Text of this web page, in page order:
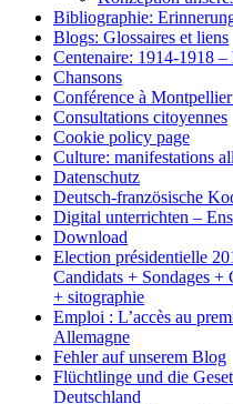
Bibliographie:
Blogs: Glossaires et liens
Centenaire: 1914-1918
Chansons
Conférence à
Consultations citoyennes
Cookie policy page
Culture: manifestations
Datenschutz
Deutsch-französische
Digital unterrichten –
Download
Election présidentielle
Candidats + Sondages
+ sitographie
Emploi : L’accès au
Allemagne
Fehler auf unserem Blog
Flüchtlinge und die
Deutschland